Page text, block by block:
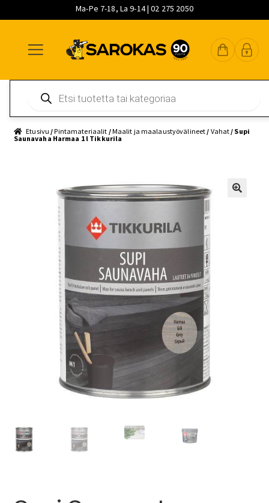
Ma-Pe 7-18, La 9-14 | 02 275 2050
navigointiin
sisältöön
pääsisältöön
search
Etusivu /Pintamateriaalit /Maalit ja maalaustyövälineet / Vahat / Supi
Saunavaha Harmaa 1 l Tikkurila